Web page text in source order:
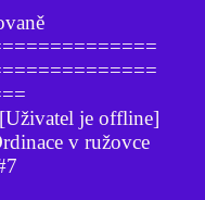
je offline]
v ružovce